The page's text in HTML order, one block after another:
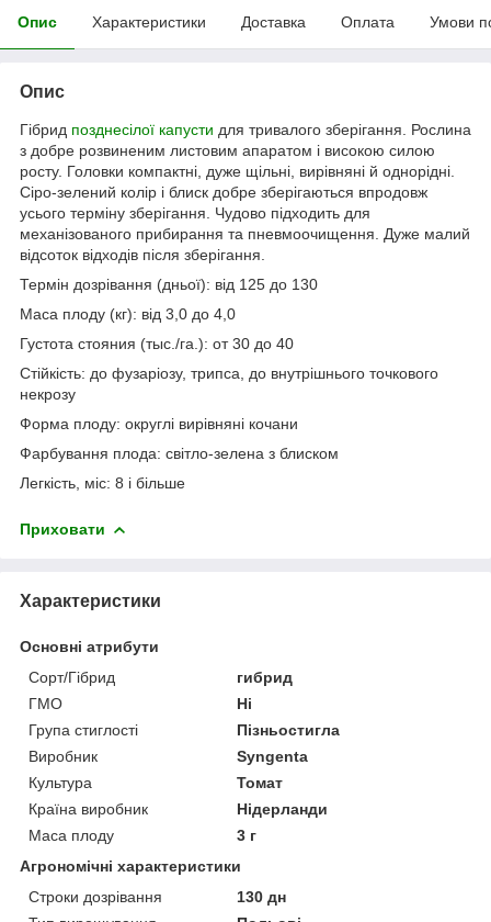
Опис Характеристики Доставка Оплата Умови
Опис
Гібрид позднесілої капусти для тривалого зберігання. Рослина
з добре розвиненим листовим апаратом і високою силою
росту. Головки компактні, дуже щільні, вирівняні й однорідні.
Сіро-зелений колір і блиск добре зберігаються впродовж
усього терміну зберігання. Чудово підходить для
механізованого прибирання та пневмоочищення. Дуже малий
відсоток відходів після зберігання.
Термін дозрівання (дньої): від 125 до 130
Маса плоду (кг): від 3,0 до 4,0
Густота стояния (тыс./га.): от30 до 40
Стійкість: до фузаріозу, трипса, до внутрішнього точкового
некрозу
Форма плоду: округлі вирівняні кочани
Фарбування плода: світло-зелена з блиском
Легкість, міс: 8 і більше
Приховати
Характеристики
Основні атрибути
Сорт/Гібрид
гибрид
ГМО
Ні
Група стиглості
Пізньостигла
Виробник
Syngenta
Культура
Томат
Країна виробник
Нідерланди
Маса плоду
3 г
Агрономічні характеристики
Строки дозрівання
130 дн